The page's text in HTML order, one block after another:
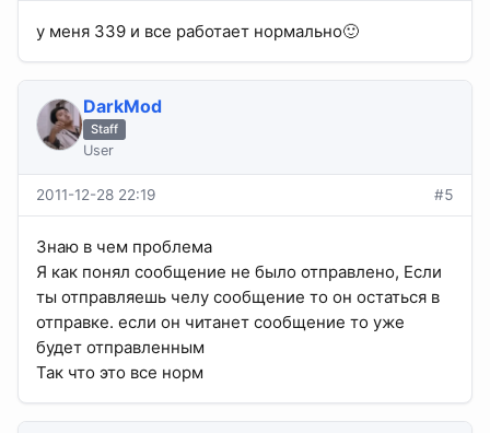
у меня 339 и все работает нормально🙂
DarkMod
Staff
User
2011-12-28 22:19 #5
Знаю в чем проблема
Я как понял сообщение не было отправлено, Если
ты отправляешь челу сообщение то он остаться в
отправке. если он читанет сообщение то уже
будет отправленным
Так что это все норм